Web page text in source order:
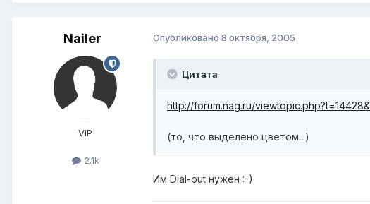
Nailer
VIP
2.1k
Опубликовано 8 октября, 2005
Цитата
http://forum.nag.ru/
(то, что выделено цветом...)
Им Dial-out нужен :-)